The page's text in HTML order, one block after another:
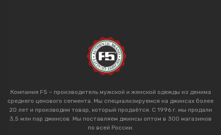
Компания F5 – производитель мужской и женской одежды из денима
среднего ценового сегмента. Мы специализируемся на джинсах более
20 лет и производим товар, который продаётся. С 1996 г. мы продали
3,5 млн пар джинсов. Мы поставляем джинсы оптом в 300 магазинов
по всей России.